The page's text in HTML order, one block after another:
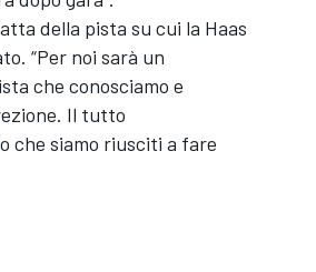
della pista su cui la Haas
“Per noi sarà un
che conosciamo e
Il tutto
che siamo riusciti a fare